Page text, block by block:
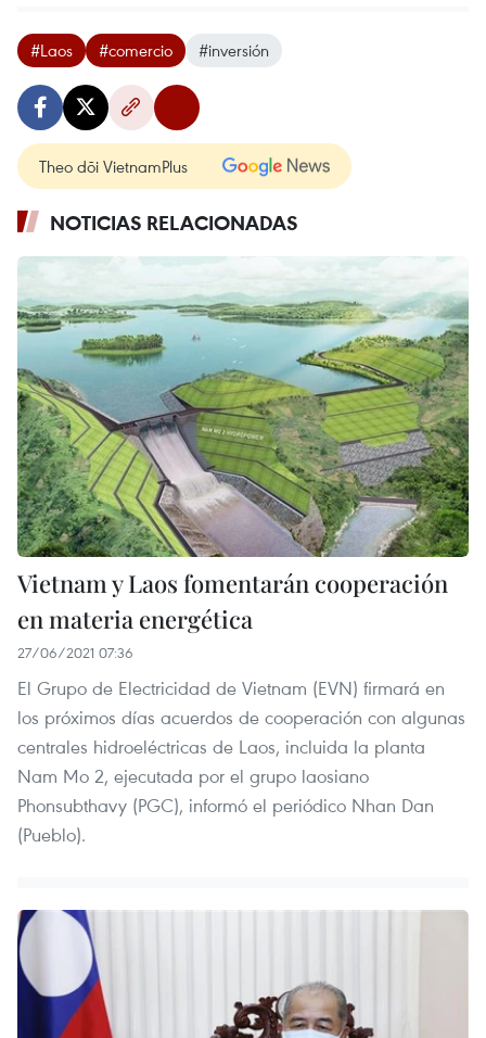
#Laos #comercio #inversión
Theo dõi VietnamPlus
NOTICIAS RELACIONADAS
Vietnam y Laos fomentarán cooperación
en materia energética
27/06/2021 07:36
El Grupo de Electricidad de Vietnam (EVN) firmará en
los próximos días acuerdos de cooperación con algunas
centrales hidroeléctricas de Laos, incluida la planta
Nam Mo 2, ejecutada por el grupo laosiano
Phonsubthavy (PGC), informó el periódico Nhan Dan
(Pueblo).